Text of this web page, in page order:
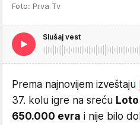
Foto: Prva Tv
Slušaj vest
Prema najnovijem izveštaju
37. kolu igre na sreću
650.000 evra i nije bilo